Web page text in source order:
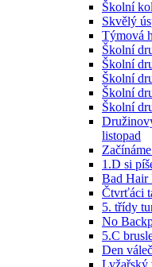
Školní
Skvělý
Týmová
Školní
Školní
Školní
Školní
Školní
listopad
1.D si
Bad Hair
Čtvrťáci
5. třídy
No
5.C
Den